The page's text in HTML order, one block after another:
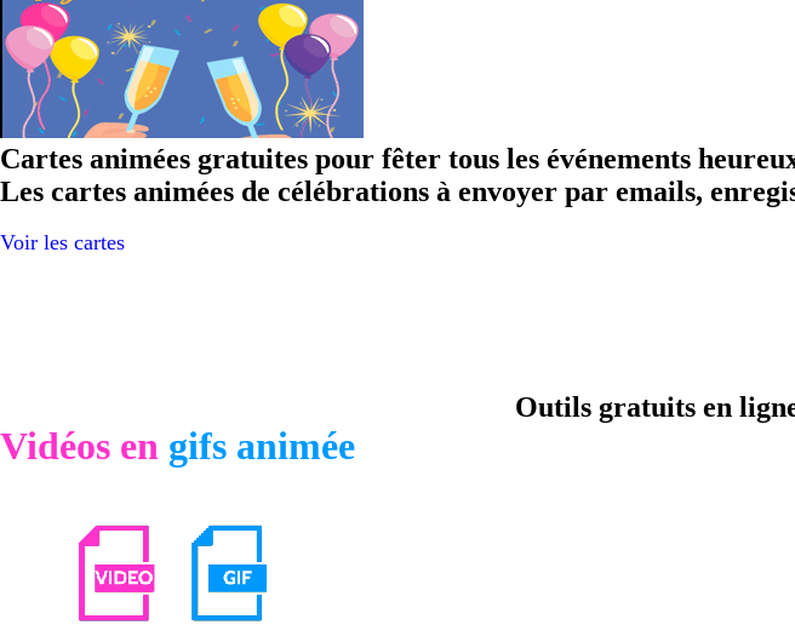
Cartes animées gratuites pour fêter tous les événements
Les cartes animées de célébrations à envoyer par emails,
Voir les cartes
Outils gratuits en
Vidéos en gifs animée